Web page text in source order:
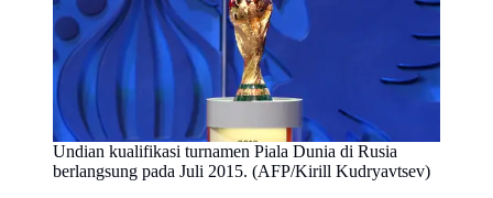
Undian kualifikasi turnamen Piala Dunia di Rusia
berlangsung pada Juli 2015. (AFP/Kirill Kudryavtsev)